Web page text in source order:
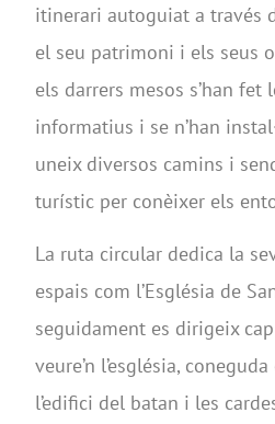
itinerari autoguiat a través
el seu patrimoni i els seus
els darrers mesos s’han fet
informatius i se n’han
uneix diversos camins i
turístic per conèixer els
La ruta circular dedica la
espais com l’Església de
seguidament es dirigeix
veure’n l’església,
l’edifici del batan i les